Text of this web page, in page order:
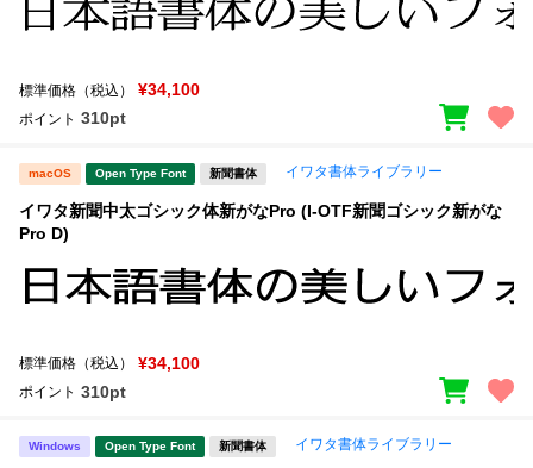
標準価格（税込） ¥34,100
ポイント 310pt
macOS Open Type Font 新聞書体 イワタ書体ライブラリー
イワタ新聞中太ゴシック体新がなPro (I-OTF新聞ゴシック新がな
Pro D)
標準価格（税込） ¥34,100
ポイント 310pt
Windows Open Type Font 新聞書体 イワタ書体ライブラリー